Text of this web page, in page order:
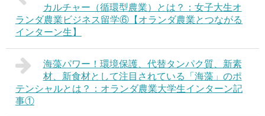
カルチャー（循環型農業）とは？：女子大生オ
ランダ農業ビジネス留学⑥【オランダ農業とつながる
インターン生】
海藻パワー！環境保護、代替タンパク質、新素
材、新食材として注目されている「海藻」のポ
テンシャルとは？：オランダ農業大学生インターン記
事①